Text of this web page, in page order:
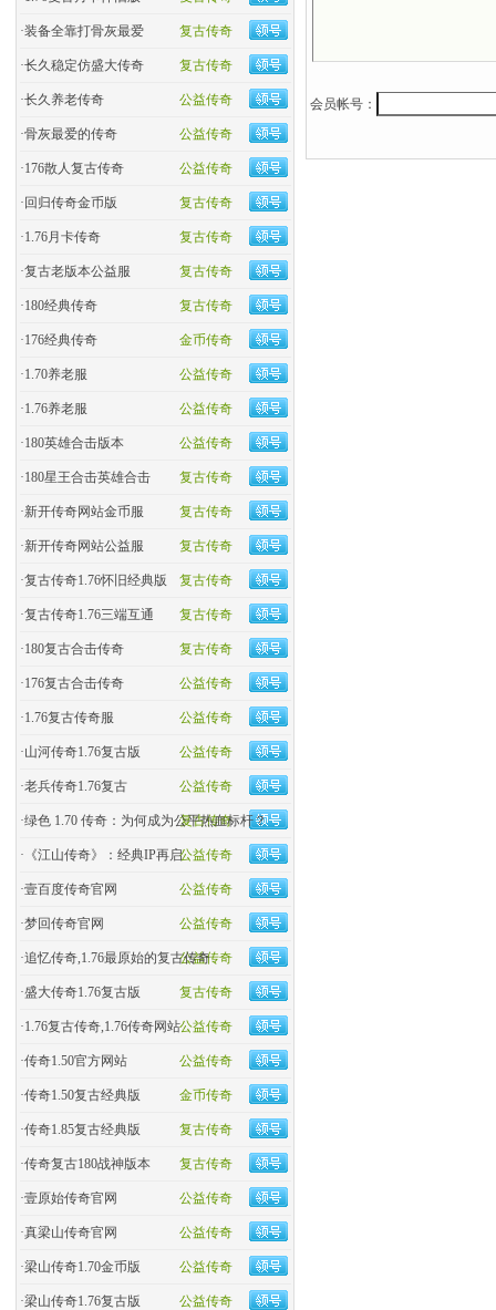
复古传奇
·装备全靠打骨灰最爱
复古传奇
·长久稳定仿盛大传奇
公益传奇
·长久养老传奇
公益传奇
·骨灰最爱的传奇
公益传奇
·176散人复古传奇
复古传奇
· 回归传奇金币版
复古传奇
·1.76月卡传奇
复古传奇
·复古老版本公益服
复古传奇
·180经典传奇
金币传奇
·176经典传奇
公益传奇
·1.70养老服
公益传奇
·1.76养老服
公益传奇
·180英雄合击版本
复古传奇
·180星王合击英雄合击
复古传奇
·新开传奇网站金币服
复古传奇
·新开传奇网站公益服
复古传奇
·复古传奇1.76怀旧经典版
复古传奇
·复古传奇1.76三端互通
复古传奇
·180复古合击传奇
公益传奇
·176复古合击传奇
公益传奇
·1.76复古传奇服
公益传奇
·山河传奇1.76复古版
公益传奇
·老兵传奇1.76复古
复古传奇
·绿色 1.70 传奇：为何成为公平热血标杆？
公益传奇
· 《江山传奇》：经典IP再启
公益传奇
·壹百度传奇官网
公益传奇
·梦回传奇官网
公益传奇
·追忆传奇,1.76最原始的复古传奇
复古传奇
·盛大传奇1.76复古版
公益传奇
·1.76复古传奇,1.76传奇网站
公益传奇
·传奇1.50官方网站
金币传奇
·传奇1.50复古经典版
复古传奇
·传奇1.85复古经典版
复古传奇
·传奇复古180战神版本
公益传奇
·壹原始传奇官网
公益传奇
·真梁山传奇官网
公益传奇
·梁山传奇1.70金币版
公益传奇
·梁山传奇1.76复古版
会员帐号：